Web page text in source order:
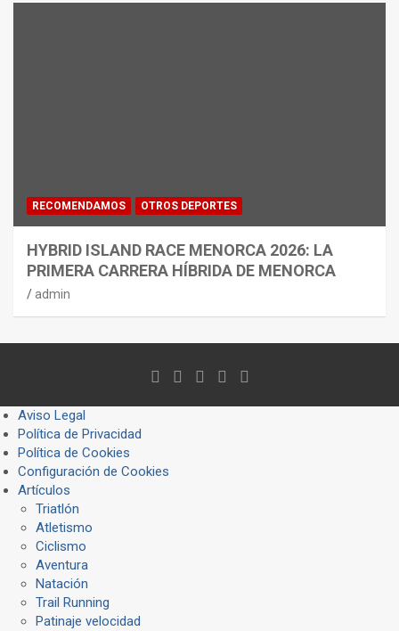
RECOMENDAMOS OTROS DEPORTES
HYBRID ISLAND RACE MENORCA 2026: LA
PRIMERA CARRERA HÍBRIDA DE MENORCA
admin
Aviso Legal
Política de Privacidad
Política de Cookies
Configuración de Cookies
Artículos
Triatlón
Atletismo
Ciclismo
Aventura
Natación
Trail Running
Patinaje velocidad